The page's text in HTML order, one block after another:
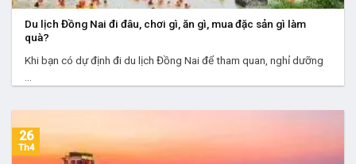
Du lịch Đồng Nai đi đâu, chơi gì, ăn gì, mua đặc sản gì làm
quà?
Khi bạn có dự định đi du lịch Đồng Nai để tham quan, nghỉ dưỡng
26
Th4